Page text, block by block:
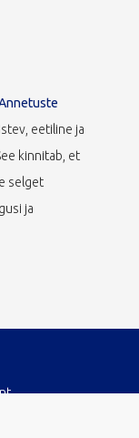
eetiline ja
kinnitab, et
selget
ja